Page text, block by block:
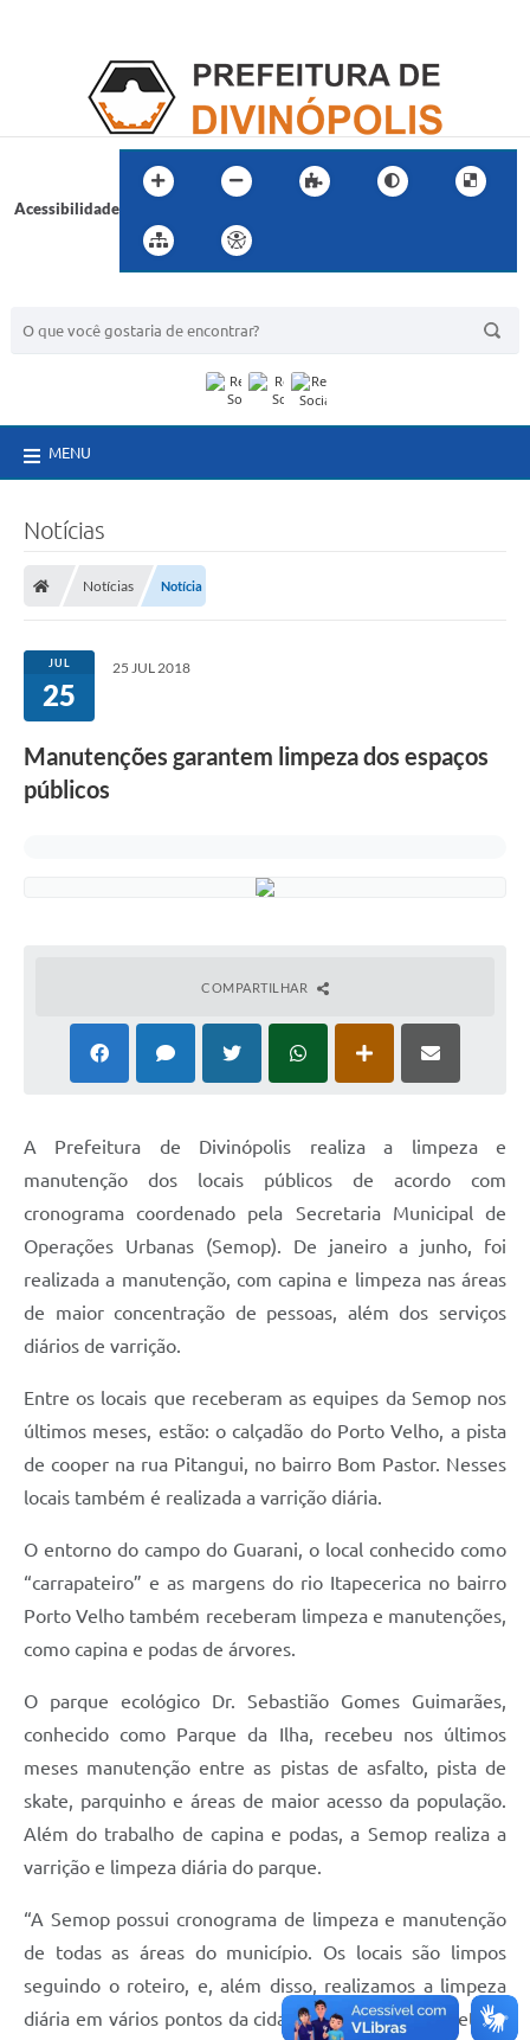
Acessibilidade
MENU
Notícias
Notícias Notícia
JUL
25
25 JUL 2018
Manutenções garantem limpeza dos espaços
públicos
COMPARTILHAR
A Prefeitura de Divinópolis realiza a limpeza e
manutenção dos locais públicos de acordo com
cronograma coordenado pela Secretaria Municipal de
Operações Urbanas (Semop). De janeiro a junho, foi
realizada a manutenção, com capina e limpeza nas áreas
de maior concentração de pessoas, além dos serviços
diários de varrição.
Entre os locais que receberam as equipes da Semop nos
últimos meses, estão: o calçadão do Porto Velho, a pista
de cooper na rua Pitangui, no bairro Bom Pastor. Nesses
locais também é realizada a varrição diária.
O entorno do campo do Guarani, o local conhecido como
“carrapateiro” e as margens do rio Itapecerica no bairro
Porto Velho também receberam limpeza e manutenções,
como capina e podas de árvores.
O parque ecológico Dr. Sebastião Gomes Guimarães,
conhecido como Parque da Ilha, recebeu nos últimos
meses manutenção entre as pistas de asfalto, pista de
skate, parquinho e áreas de maior acesso da população.
Além do trabalho de capina e podas, a Semop realiza a
varrição e limpeza diária do parque.
“A Semop possui cronograma de limpeza e manutenção
de todas as áreas do município. Os locais são limpos
seguindo o roteiro, e, além disso, realizamos a limpeza
diária em vários pontos da cidade”, destacou a secretária